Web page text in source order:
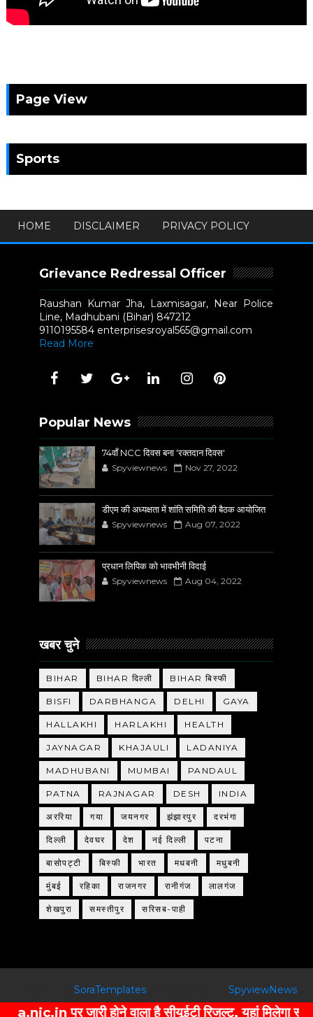
Page View
Sports
HOME DISCLAIMER PRIVACY POLICY
Grievance Redressal Officer
Raushan Kumar Jha, Laxmisagar, Near Police
Line, Madhubani (Bihar) 847212
9110195584 enterprisesroyal565@gmail.com
Read More
Popular News
74वाँ NCC दिवस बना 'रक्तदान दिवस'
Spyviewnews Nov 27, 2022
डीएम की अध्यक्षता में शांति समिति की बैठक आयोजित
Spyviewnews Aug 07, 2022
प्रधान लिपिक को भावभीनी विदाई
Spyviewnews Aug 04, 2022
खबर चुने
BIHAR BIHAR दिल्ली BIHAR बिस्फी
BISFI DARBHANGA DELHI GAYA
HALLAKHI HARLAKHI HEALTH
JAYNAGAR KHAJAULI LADANIYA
MADHUBANI MUMBAI PANDAUL
PATNA RAJNAGAR DESH INDIA
अररिया गया जयनगर झंझारपुर दरभंगा
दिल्ली देवघर देश नई दिल्ली पटना
बासोपट्टी बिस्फी भारत मधबनी मधुबनी
मुंबई रहिका राजनगर रानीगंज लालगंज
शेखपुरा समस्तीपुर सरिसब-पाही
SoraTemplates| Distributed By SpyviewNews
पर जारी होने वाला है सीयूईटी रिजल्ट, यहां मिलेगा स्कोर